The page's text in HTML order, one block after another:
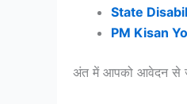
State
PM Kisan
अंत में आपको आवेदन से